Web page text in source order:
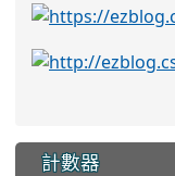
計數器